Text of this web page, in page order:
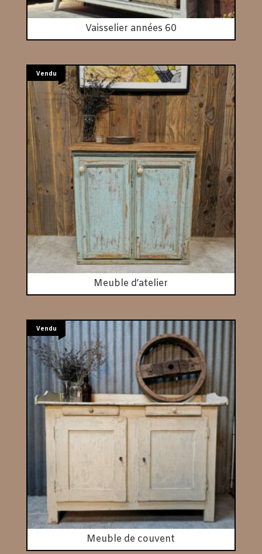
Vaisselier années 60
Vendu
Meuble d’atelier
Vendu
Meuble de couvent